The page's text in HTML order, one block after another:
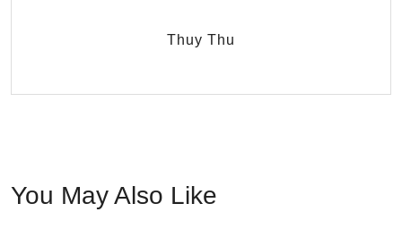
Thuy Thu
You May Also Like